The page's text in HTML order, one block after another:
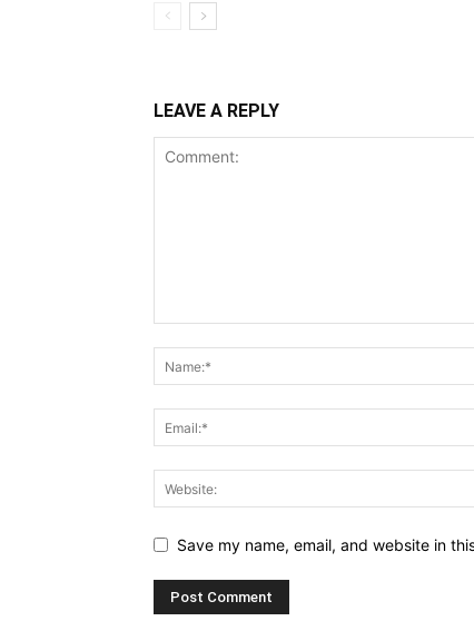
LEAVE A REPLY
Save my name, email, and website in